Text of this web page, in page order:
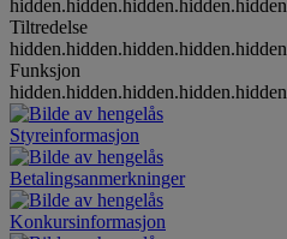
hidden.hidden.hidden.hidden.hidden
Tiltredelse
hidden.hidden.hidden.hidden.hidden
Funksjon
hidden.hidden.hidden.hidden.hidden
Styreinformasjon
Betalingsanmerkninger
Konkursinformasjon